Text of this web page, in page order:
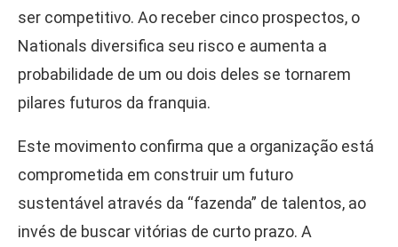
ser competitivo. Ao receber cinco prospectos, o
Nationals diversifica seu risco e aumenta a
probabilidade de um ou dois deles se tornarem
pilares futuros da franquia.
Este movimento confirma que a organização está
comprometida em construir um futuro
sustentável através da “fazenda” de talentos, ao
invés de buscar vitórias de curto prazo. A